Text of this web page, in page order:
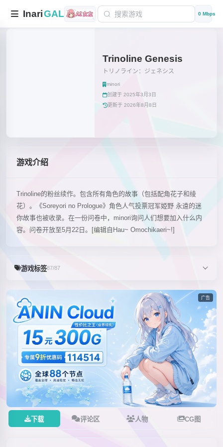
InariGAL 0 Mbps
Trinoline Genesis
トリノライン：ジェネシス
minori
创建于 2025年3月3日
更新于 2026年8月8日
游戏介绍
Trinoline的粉丝续作。包含所有角色的故事（包括配角花子和绫
花）。《Soreyori no Prologue》角色人气投票冠军姫野 永遠的迷
你故事也被收录。在一份问卷中，minori询问人们想要加入什么内
容。问卷开放至5月22日。[编辑自Hau~ Omochikaeri~!]
游戏标签87/87
广告
下载 评论区 人物 CG图